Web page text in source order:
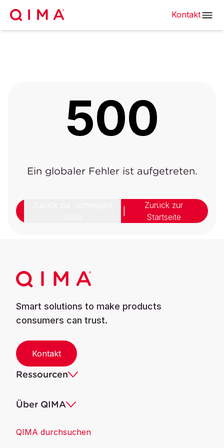
Kontakt
500
Ein globaler Fehler ist aufgetreten.
Zurück zur
Startseite
Smart solutions to make products
consumers can trust.
Kontakt
Ressourcen
Über QIMA
QIMA durchsuchen